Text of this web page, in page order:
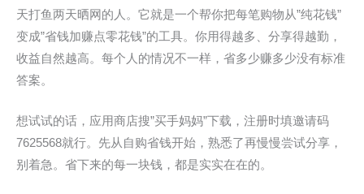
天打鱼两天晒网的人。它就是一个帮你把每笔购物从”纯花钱”
变成”省钱加赚点零花钱”的工具。你用得越多、分享得越勤，
收益自然越高。每个人的情况不一样，省多少赚多少没有标准
答案。
想试试的话，应用商店搜”买手妈妈”下载，注册时填邀请码
7625568就行。先从自购省钱开始，熟悉了再慢慢尝试分享，
别着急。省下来的每一块钱，都是实实在在的。